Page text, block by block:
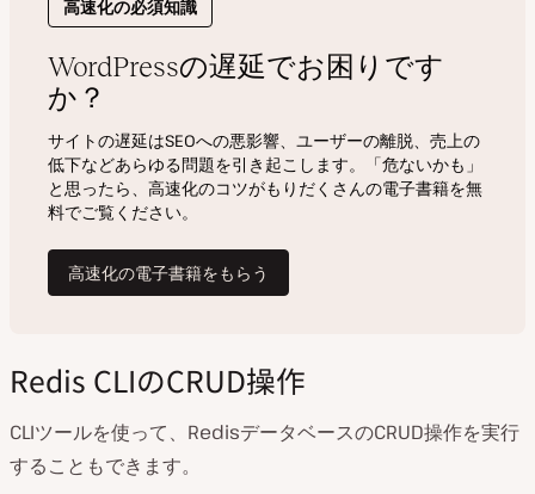
Redis CLIのCRUD操作
CLIツールを使って、RedisデータベースのCRUD操作を実行
することもできます。